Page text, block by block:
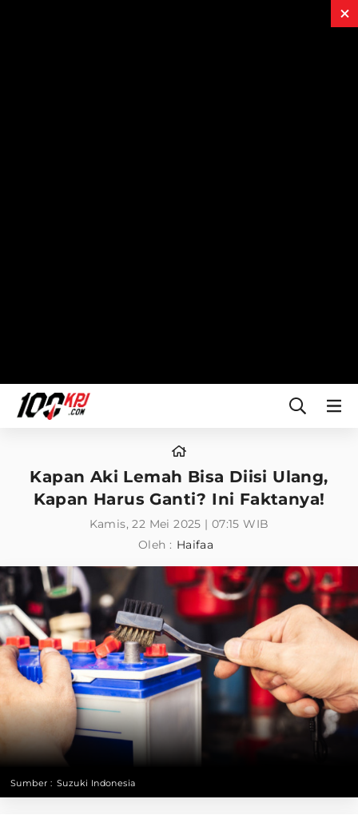
Kapan Aki Lemah Bisa Diisi Ulang,
Kapan Harus Ganti? Ini Faktanya!
Kamis, 22 Mei 2025 | 07:15 WIB
Oleh : Haifaa
Sumber : Suzuki Indonesia